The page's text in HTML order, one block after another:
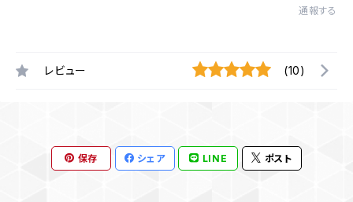
通報する
レビュー (10)
保存 シェア LINE ポスト